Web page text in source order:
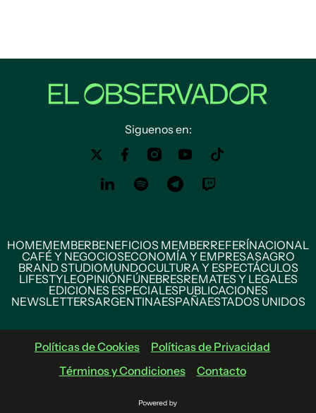
Siguenos en:
HOMEMEMBERBENEFICIOS MEMBERREFERÍNACIONAL
CAFÉ Y NEGOCIOSECONOMÍA Y EMPRESASAGRO
BRAND STUDIOMUNDOCULTURA Y ESPECTÁCULOS
LIFESTYLEOPINIÓNFÚNEBRESREMATES Y LEGALES
EDICIONES ESPECIALESPUBLICACIONES
NEWSLETTERSARGENTINAESPAÑAESTADOS UNIDOS
Políticas de Cookies
Políticas de Privacidad
Términos y Condiciones
Contacto